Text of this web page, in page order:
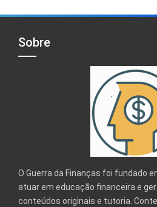
Sobre
O Guerra da Finanças foi fundado
atuar em educação financeira e
conteúdos originais e tutoria.